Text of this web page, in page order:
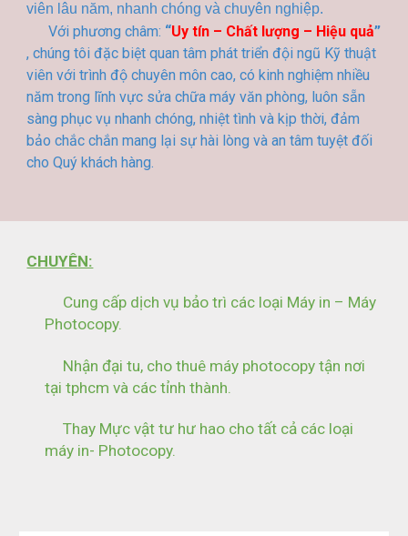
viên lâu năm, nhanh chóng và chuyên nghiệp.
Với phương châm: “Uy tín – Chất lượng – Hiệu quả”
, chúng tôi đặc biệt quan tâm phát triển đội ngũ Kỹ thuật
viên với trình độ chuyên môn cao, có kinh nghiệm nhiều
năm trong lĩnh vực sửa chữa máy văn phòng, luôn sẵn
sàng phục vụ nhanh chóng, nhiệt tình và kịp thời, đảm
bảo chắc chắn mang lại sự hài lòng và an tâm tuyệt đối
cho Quý khách hàng.
CHUYÊN:
Cung cấp dịch vụ bảo trì các loại Máy in – Máy
Photocopy.
Nhận đại tu, cho thuê máy photocopy tận nơi
tại tphcm và các tỉnh thành.
Thay Mực vật tư hư hao cho tất cả các loại
máy in- Photocopy.